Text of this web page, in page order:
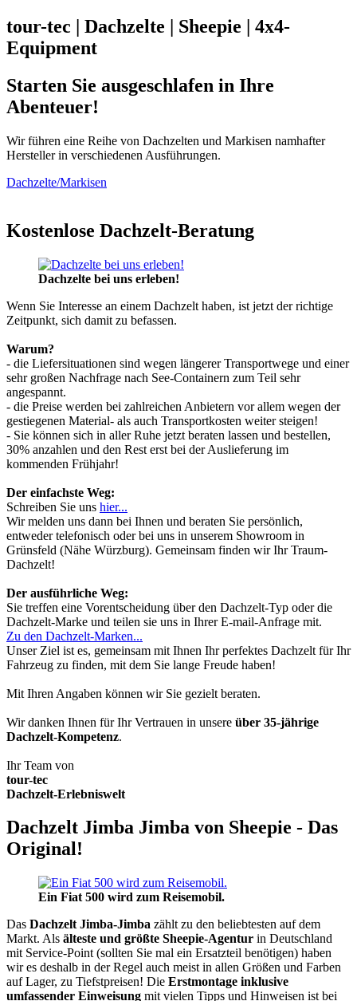
tour-tec | Dachzelte | Sheepie | 4x4-
Equipment
Starten Sie ausgeschlafen in Ihre
Abenteuer!
Wir führen eine Reihe von Dachzelten und Markisen namhafter
Hersteller in verschiedenen Ausführungen.
Dachzelte/Markisen
Kostenlose Dachzelt-Beratung
Dachzelte bei uns erleben!
Wenn Sie Interesse an einem Dachzelt haben, ist jetzt der richtige
Zeitpunkt, sich damit zu befassen.
Warum?
- die Liefersituationen sind wegen längerer Transportwege und einer
sehr großen Nachfrage nach See-Containern zum Teil sehr
angespannt.
- die Preise werden bei zahlreichen Anbietern vor allem wegen der
gestiegenen Material- als auch Transportkosten weiter steigen!
- Sie können sich in aller Ruhe jetzt beraten lassen und bestellen,
30% anzahlen und den Rest erst bei der Auslieferung im
kommenden Frühjahr!
Der einfachste Weg:
Schreiben Sie uns hier...
Wir melden uns dann bei Ihnen und beraten Sie persönlich,
entweder telefonisch oder bei uns in unserem Showroom in
Grünsfeld (Nähe Würzburg). Gemeinsam finden wir Ihr Traum-
Dachzelt!
Der ausführliche Weg:
Sie treffen eine Vorentscheidung über den Dachzelt-Typ oder die
Dachzelt-Marke und teilen sie uns in Ihrer E-mail-Anfrage mit.
Zu den Dachzelt-Marken...
Unser Ziel ist es, gemeinsam mit Ihnen Ihr perfektes Dachzelt für Ihr
Fahrzeug zu finden, mit dem Sie lange Freude haben!
Mit Ihren Angaben können wir Sie gezielt beraten.
Wir danken Ihnen für Ihr Vertrauen in unsere über 35-jährige
Dachzelt-Kompetenz.
Ihr Team von
tour-tec
Dachzelt-Erlebniswelt
Dachzelt Jimba Jimba von Sheepie - Das
Original!
Ein Fiat 500 wird zum Reisemobil.
Das Dachzelt Jimba-Jimba zählt zu den beliebtesten auf dem
Markt. Als älteste und größte Sheepie-Agentur in Deutschland
mit Service-Point (sollten Sie mal ein Ersatzteil benötigen) haben
wir es deshalb in der Regel auch meist in allen Größen und Farben
auf Lager, zu Tiefstpreisen! Die Erstmontage inklusive
umfassender Einweisung mit vielen Tipps und Hinweisen ist bei